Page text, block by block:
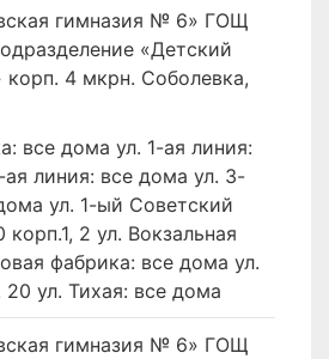
гимназия № 6» ГОЩ
«Детский
корп. 4 мкрн. Соболевка,
все дома ул. 1-ая линия:
линия: все дома ул. 3-
ул. 1-ый Советский
корп.1, 2 ул. Вокзальная
фабрика: все дома ул.
20 ул. Тихая: все дома
гимназия № 6» ГОЩ